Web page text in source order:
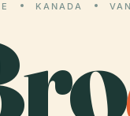
KANADA